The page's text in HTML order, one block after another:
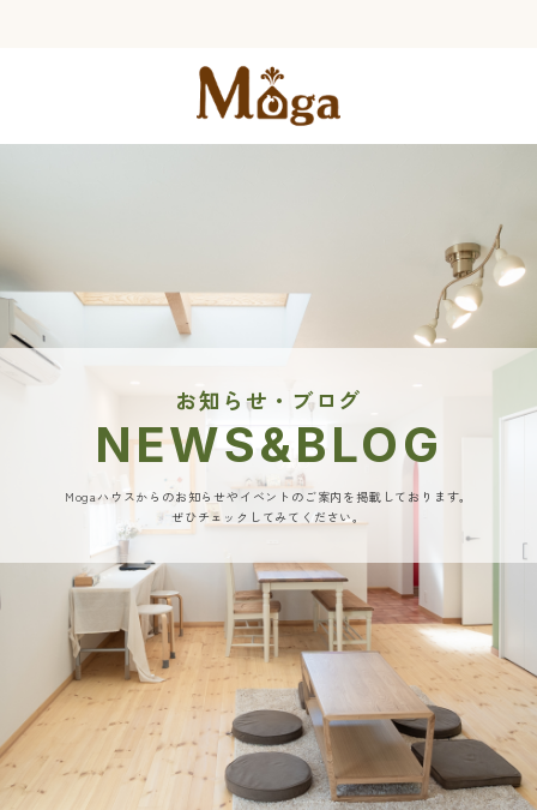
お知らせ・ブログ
NEWS&BLOG
Mogaハウスからのお知らせやイベントのご案内を掲載しております。
ぜひチェックしてみてください。​​​​​​​